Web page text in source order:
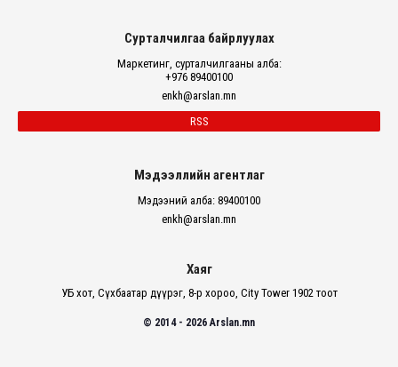
Сурталчилгаа байрлуулах
Маркетинг, сурталчилгааны алба:
+976 89400100
enkh@arslan.mn
RSS
Мэдээллийн агентлаг
Мэдээний алба: 89400100
enkh@arslan.mn
Хаяг
УБ хот, Сүхбаатар дүүрэг, 8-р хороо, City Tower 1902 тоот
© 2014 - 2026 Arslan.mn